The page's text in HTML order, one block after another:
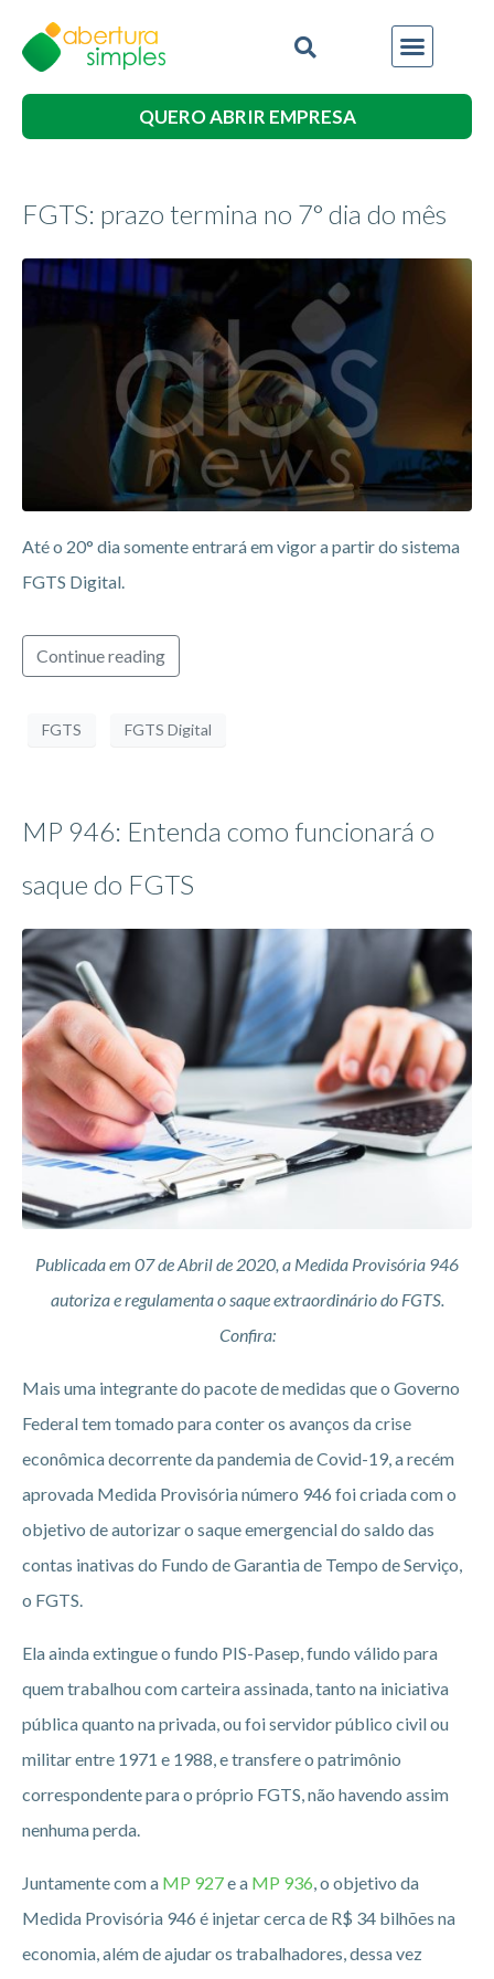
QUERO ABRIR EMPRESA
FGTS: prazo termina no 7° dia do mês
Até o 20° dia somente entrará em vigor a partir do sistema
FGTS Digital.
Continue reading
FGTS FGTS Digital
MP 946: Entenda como funcionará o
saque do FGTS
Publicada em 07 de Abril de 2020, a Medida Provisória 946
autoriza e regulamenta o saque extraordinário do FGTS.
Confira:
Mais uma integrante do pacote de medidas que o Governo
Federal tem tomado para conter os avanços da crise
econômica decorrente da pandemia de Covid-19, a recém
aprovada Medida Provisória número 946 foi criada com o
objetivo de autorizar o saque emergencial do saldo das
contas inativas do Fundo de Garantia de Tempo de Serviço,
o FGTS.
Ela ainda extingue o fundo PIS-Pasep, fundo válido para
quem trabalhou com carteira assinada, tanto na iniciativa
pública quanto na privada, ou foi servidor público civil ou
militar entre 1971 e 1988, e transfere o patrimônio
correspondente para o próprio FGTS, não havendo assim
nenhuma perda.
Juntamente com a MP 927e a MP 936, o objetivo da
Medida Provisória 946 é injetar cerca de R$ 34 bilhões na
economia, além de ajudar os trabalhadores, dessa vez